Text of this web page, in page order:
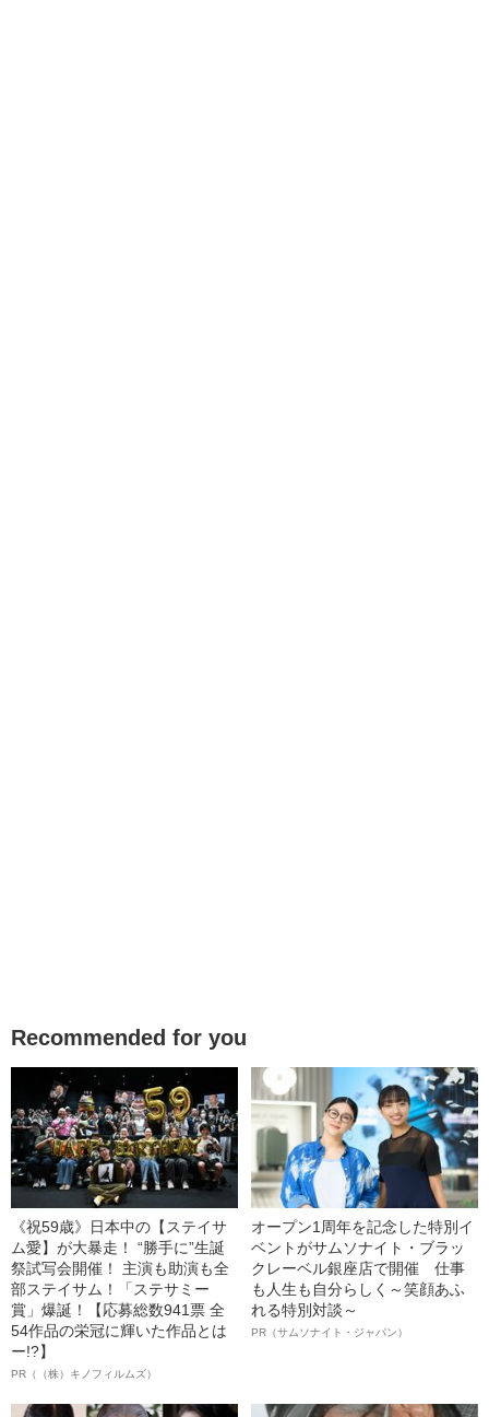
Recommended for you
《祝59歳》日本中の【ステイサ
ム愛】が大暴走！ “勝手に”生誕
祭試写会開催！ 主演も助演も全
部ステイサム！「ステサミー
賞」爆誕！【応募総数941票 全
54作品の栄冠に輝いた作品とは
ー!?】
PR（（株）キノフィルムズ）
オープン1周年を記念した特別イ
ベントがサムソナイト・ブラッ
クレーベル銀座店で開催 仕事
も人生も自分らしく～笑顔あふ
れる特別対談～
PR（サムソナイト・ジャパン）